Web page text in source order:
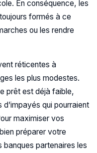
En conséquence, les
formés à ce
ou les rendre
réticentes à
les plus modestes.
prêt est déjà faible,
qui pourraient
maximiser vos
préparer votre
partenaires les